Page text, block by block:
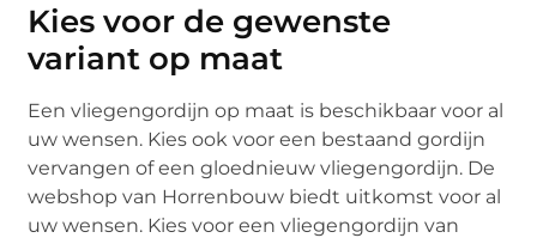
Kies voor de gewenste
variant op maat
Een vliegengordijn op maat is beschikbaar voor al
uw wensen. Kies ook voor een bestaand gordijn
vervangen of een gloednieuw vliegengordijn. De
webshop van Horrenbouw biedt uitkomst voor al
uw wensen. Kies voor een vliegengordijn van